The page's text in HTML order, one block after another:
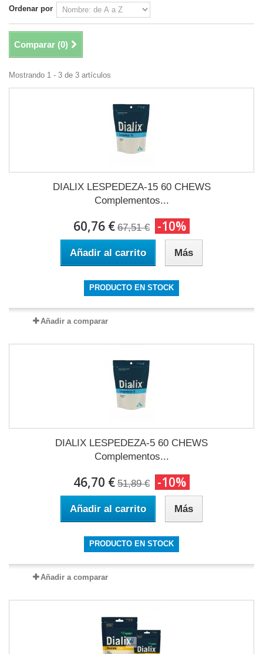
Ordenar por
Comparar (0)
Mostrando 1 - 3 de 3 artículos
DIALIX LESPEDEZA-15 60 CHEWS
Complementos...
60,76 € 67,51 € -10%
Añadir al carrito Más
PRODUCTO EN STOCK
Añadir a comparar
DIALIX LESPEDEZA-5 60 CHEWS
Complementos...
46,70 € 51,89 € -10%
Añadir al carrito Más
PRODUCTO EN STOCK
Añadir a comparar